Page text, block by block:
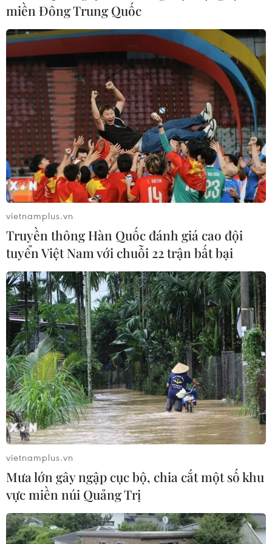
#Phó Chủ tịch nước Võ Thị Ánh Xuân
#Liên doanh Việt-Nga Vietsovpetro
#mỏ Bạch Hổ
Bà Rịa - Vũng Tàu
Tp. Hồ Chí Minh
Theo dõi VietnamPlus
TIN LIÊN QUAN
miền Đông Trung Quốc
vietnamplus.vn
Truyền thông Hàn Quốc đánh giá cao đội
tuyển Việt Nam với chuỗi 22 trận bất bại
vietnamplus.vn
Mưa lớn gây ngập cục bộ, chia cắt một số khu
vực miền núi Quảng Trị